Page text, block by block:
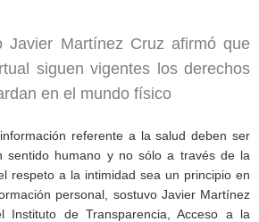
Javier Martínez Cruz afirmó que
siguen vigentes los derechos
en el mundo físico
referente a la salud deben ser
sentido humano y no sólo a través de la
respeto a la intimidad sea un principio en
personal, sostuvo Javier Martínez
Instituto de Transparencia, Acceso a la